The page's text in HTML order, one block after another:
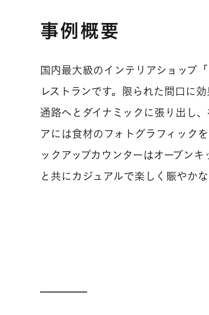
事例概要
国内最大級のインテリアショップ
レストランです。限られた間口に
通路へとダイナミックに張り出し
アには食材のフォトグラフィック
ックアップカウンターはオープン
と共にカジュアルで楽しく賑やか